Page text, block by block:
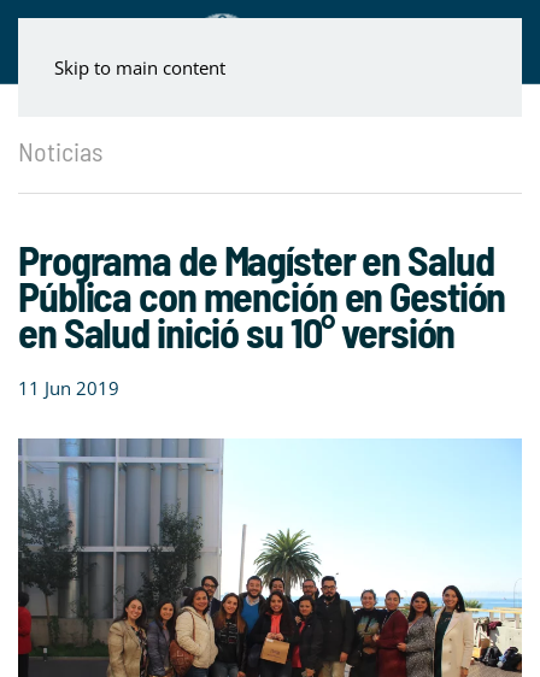
Skip to main content
Noticias
Programa de Magíster en Salud
Pública con mención en Gestión
en Salud inició su 10° versión
11 Jun 2019